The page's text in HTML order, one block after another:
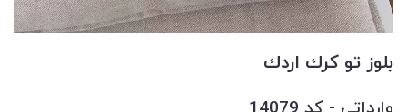
بلوز تو كرك اردك